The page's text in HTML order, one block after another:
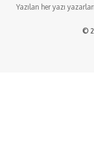
Yazılan her yazı
©